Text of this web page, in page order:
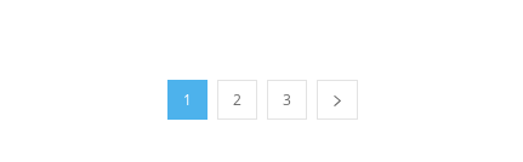
1 2 3